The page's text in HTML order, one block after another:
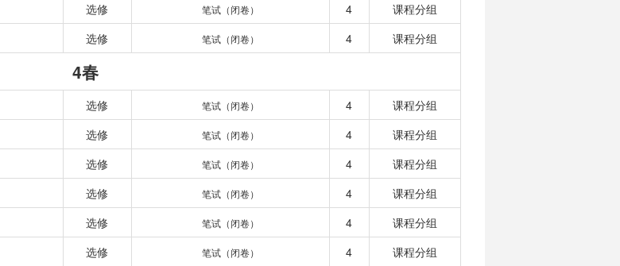
选修 笔试（闭卷） 4
课程分组
选修 笔试（闭卷） 4 课程分组
4春
选修 笔试（闭卷） 4
课程分组
选修 笔试（闭卷） 4
课程分组
选修 笔试（闭卷） 4
课程分组
选修 笔试（闭卷） 4
课程分组
选修 笔试（闭卷） 4
课程分组
选修 笔试（闭卷） 4 课程分组